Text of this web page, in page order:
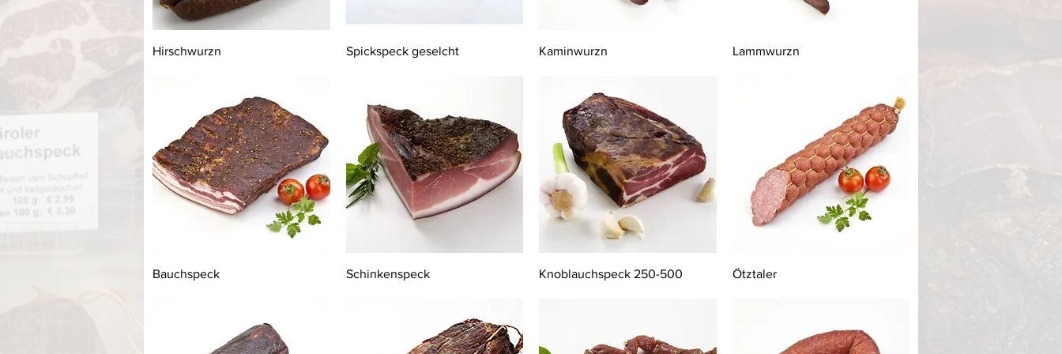
Schnellansicht
Hirschwurzn Schnellansicht
Spickspeck geselcht Schnellansicht
Kaminwurzn Schnellansicht
Lammwurzn
Schnellansicht
Bauchspeck Schnellansicht
Schinkenspeck Schnellansicht
Knoblauchspeck 250-500 Ötztaler